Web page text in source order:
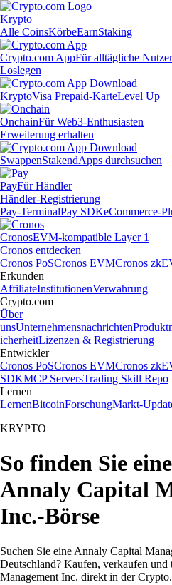
Krypto
Alle CoinsKörbeEarnStaking
Crypto.com AppFür alltägliche Nutzer
Loslegen
KryptoVisa Prepaid-KarteLevel Up
OnchainFür Web3-Enthusiasten
Erweiterung erhalten
SwappenStakendApps durchsuchen
PayFür Händler
Händler-Registrierung
Pay-TerminalPay SDKeCommerce-
CronosEVM-kompatible Layer 1
Cronos entdecken
Cronos PoSCronos EVMCronos
Erkunden
AffiliateInstitutionenVerwahrung
Crypto.com
Über
unsUnternehmensnachrichten
icherheitLizenzen & Registrierung
Entwickler
Cronos PoSCronos EVMCronos
SDKMCP ServersTrading Skill Repo
Lernen
LernenBitcoinForschungMarkt-
KRYPTO
So finden Sie
Annaly Capital
Inc.-Börse
Suchen Sie eine Annaly Capital
Deutschland? Kaufen, verkaufen
Management Inc. direkt in der